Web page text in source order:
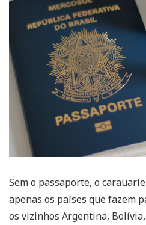
Sem o passaporte, o
apenas os países que fazem
os vizinhos Argentina,